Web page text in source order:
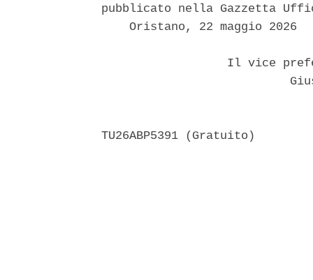
pubblicato nella Gazzetta
    Oristano, 22 maggio 2026
Il vice